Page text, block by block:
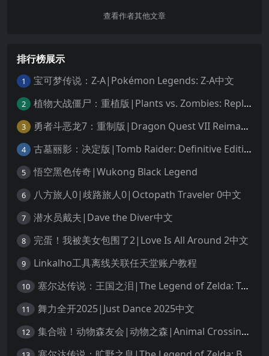
查看作者其他文章
排行榜展示
1 宝可梦传说：Z-A|Pokémon Legends: Z-A中文
2 植物大战僵尸：重植版|Plants vs. Zombies: Replanted中文
3 勇者斗恶龙7：重制版|Dragon Quest VII Reimagined中文
4 古墓丽影：决定版|Tomb Raider: Definitive Edition中文
5 悟空黑色传奇|Wukong Black Legend
6 八方旅人0|歧路旅人0|Octopath Traveler 0中文
7 潜水员戴夫|Dave the Diver中文
8 完蛋！我被美女包围了2|Love Is All Around 2中文
9 Linkalho工具离线关联任天堂账户教程
10 塞尔达传说：王国之泪|The Legend of Zelda: Tears of the Kingdom中文
11 舞力全开2025|Just Dance 2025中文
12 集合啦！动物森友会|动物之森|Animal Crossing: New Horizons中文